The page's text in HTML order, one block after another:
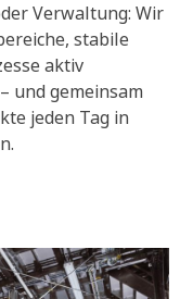
Verwaltung: Wir
stabile
aktiv
und gemeinsam
jeden Tag in